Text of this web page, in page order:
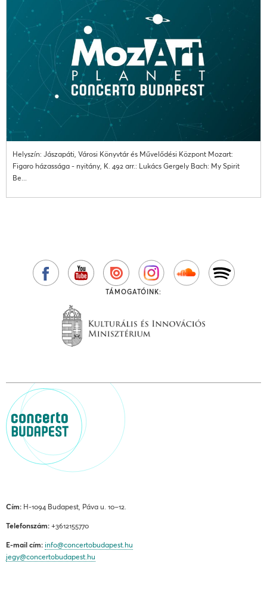
Helyszín: Jászapáti, Városi Könyvtár és Művelődési Központ Mozart:
Figaro házassága - nyitány, K. 492 arr.: Lukács Gergely Bach: My Spirit
Be...
TÁMOGATÓINK:
Cím: H-1094 Budapest, Páva u. 10–12.
Telefonszám: +3612155770
E-mail cím: info@concertobudapest.hu
jegy@concertobudapest.hu